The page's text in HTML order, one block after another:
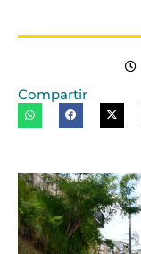
Compartir